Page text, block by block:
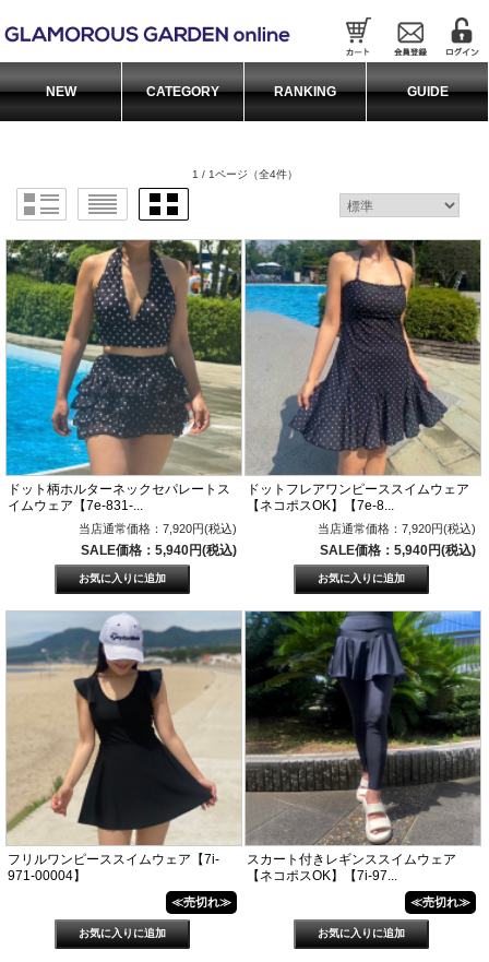
1 / 1ページ （全4件）
ドット柄ホルターネックセパレートス
イムウェア【7e-831-...
当店通常価格：7,920円(税込)
SALE価格：5,940円(税込)
ドットフレアワンピーススイムウェア
【ネコポスOK】【7e-8...
当店通常価格：7,920円(税込)
SALE価格：5,940円(税込)
フリルワンピーススイムウェア【7i-
971-00004】
≪売切れ≫
スカート付きレギンススイムウェア
【ネコポスOK】【7i-97...
≪売切れ≫